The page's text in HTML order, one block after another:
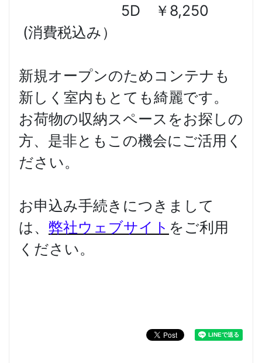
5D ￥8,250
(消費税込み）
新規オープンのためコンテナも
新しく室内もとても綺麗です。
お荷物の収納スペースをお探しの
方、是非ともこの機会にご活用く
ださい。
お申込み手続きにつきまして
は、 弊社ウェブサイト をご利用
ください。